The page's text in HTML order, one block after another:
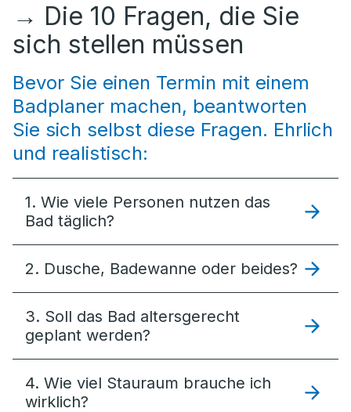
→ Die 10 Fragen, die Sie
sich stellen müssen
Bevor Sie einen Termin mit einem
Badplaner machen, beantworten
Sie sich selbst diese Fragen. Ehrlich
und realistisch:
1. Wie viele Personen nutzen das
Bad täglich?
2. Dusche, Badewanne oder beides?
3. Soll das Bad altersgerecht
geplant werden?
4. Wie viel Stauraum brauche ich
wirklich?